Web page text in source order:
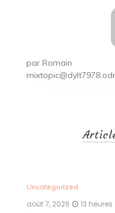
par Romain
Uncategorized
août 7, 2026 13 heures